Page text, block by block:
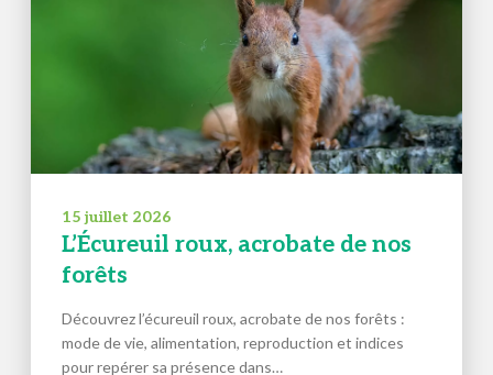
15 juillet 2026
L’Écureuil roux, acrobate de nos
forêts
Découvrez l’écureuil roux, acrobate de nos forêts :
mode de vie, alimentation, reproduction et indices
pour repérer sa présence dans…